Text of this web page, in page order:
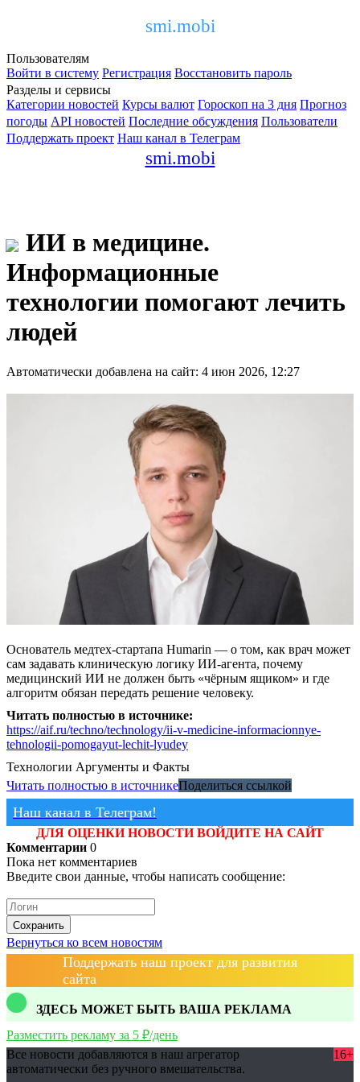
smi.mobi
Пользователям
Войти в систему Регистрация Восстановить пароль
Разделы и сервисы
Категории новостей Курсы валют Гороскоп на 3 дня Прогноз
погоды API новостей Последние обсуждения Пользователи
Поддержать проект Наш канал в Телеграм
smi.mobi
ИИ в медицине.
Информационные
технологии помогают лечить
людей
Автоматически добавлена на сайт: 4 июн 2026, 12:27
Основатель медтех-стартапа Humarin — о том, как врач может
сам задавать клиническую логику ИИ-агента, почему
медицинский ИИ не должен быть «чёрным ящиком» и где
алгоритм обязан передать решение человеку.
Читать полностью в источнике:
https://aif.ru/techno/technology/ii-v-medicine-informacionnye-
tehnologii-pomogayut-lechit-lyudey
Технологии Аргументы и Факты
Читать полностью в источникеПоделиться ссылкой
Наш канал в Телеграм!
ДЛЯ ОЦЕНКИ НОВОСТИ ВОЙДИТЕ НА САЙТ
Комментарии 0
Пока нет комментариев
Введите свои данные, чтобы написать сообщение:
Сохранить
Вернуться ко всем новостям
Поддержать наш проект для развития
сайта
ЗДЕСЬ МОЖЕТ БЫТЬ ВАША РЕКЛАМА
Разместить рекламу за 5 ₽/день
Все новости добавляются в наш агрегатор
автоматически без ручного вмешательства.
16+